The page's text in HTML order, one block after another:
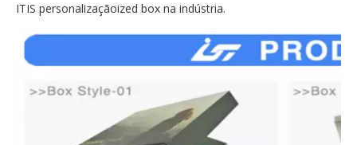
ITIS personalizaçãoized box na indústria.